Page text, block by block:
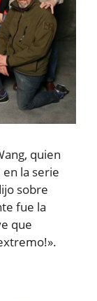
quien
la serie
sobre
fue la
que